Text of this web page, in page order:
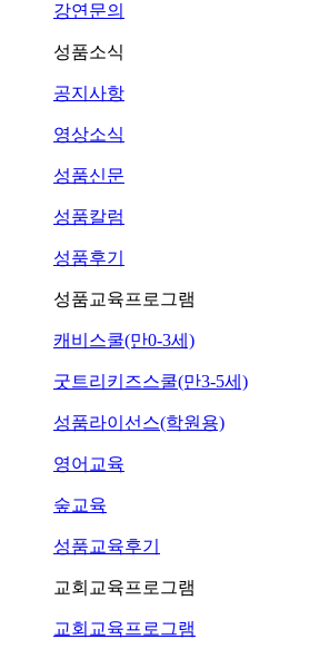
강연문의
성품소식
공지사항
영상소식
성품신문
성품칼럼
성품후기
성품교육프로그램
캐비스쿨(만0-3세)
굿트리키즈스쿨(만3-5세)
성품라이선스(학원용)
영어교육
숲교육
성품교육후기
교회교육프로그램
교회교육프로그램